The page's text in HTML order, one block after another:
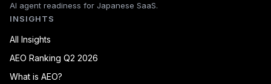
AI agent readiness for Japanese SaaS.
INSIGHTS
All Insights
AEO Ranking Q2 2026
What is AEO?